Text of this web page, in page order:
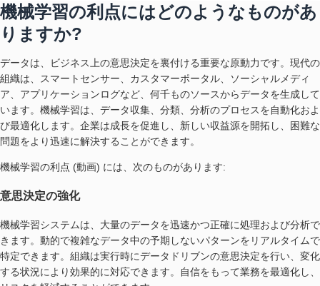
機械学習の利点にはどのようなものがあ
りますか?
データは、ビジネス上の意思決定を裏付ける重要な原動力です。現代の
組織は、スマートセンサー、カスタマーポータル、ソーシャルメディ
ア、アプリケーションログなど、何千ものソースからデータを生成して
います。機械学習は、データ収集、分類、分析のプロセスを自動化およ
び最適化します。企業は成長を促進し、新しい収益源を開拓し、困難な
問題をより迅速に解決することができます。
機械学習の利点 (動画) には、次のものがあります:
意思決定の強化
機械学習システムは、大量のデータを迅速かつ正確に処理および分析で
きます。動的で複雑なデータ中の予期しないパターンをリアルタイムで
特定できます。組織は実行時にデータドリブンの意思決定を行い、変化
する状況により効果的に対応できます。自信をもって業務を最適化し、